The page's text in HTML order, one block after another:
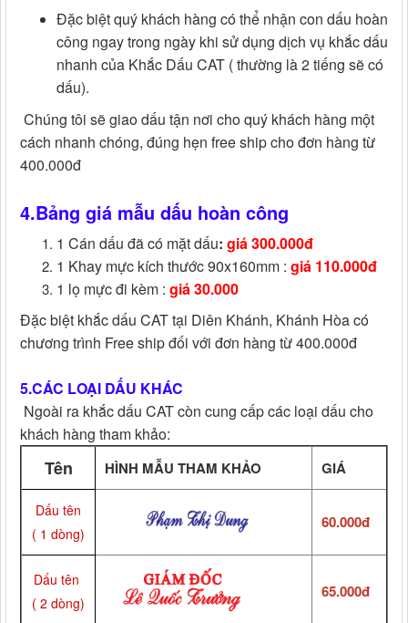
Đặc biệt quý khách hàng có thể nhận con dấu hoàn
công ngay trong ngày khi sử dụng dịch vụ khắc dấu
nhanh của Khắc Dấu CAT ( thường là 2 tiếng sẽ có
dấu).
Chúng tôi sẽ giao dấu tận nơi cho quý khách hàng một
cách nhanh chóng, đúng hẹn free ship cho đơn hàng từ
400.000đ
4.Bảng giá mẫu dấu hoàn công
1 Cán dấu đã có mặt dấu: giá 300.000đ
1 Khay mực kích thước 90x160mm : giá 110.000đ
1 lọ mực đi kèm : giá 30.000
Đặc biệt khắc dấu CAT tại Diên Khánh, Khánh Hòa có
chương trình Free ship đối với đơn hàng từ 400.000đ
5.CÁC LOẠI DẤU KHÁC
Ngoài ra khắc dấu CAT còn cung cấp các loại dấu cho
khách hàng tham khảo:
Tên HÌNH MẪU THAM KHẢO GIÁ
Dấu tên
( 1 dòng)
60.000đ
Dấu tên
( 2 dòng)
65.000đ